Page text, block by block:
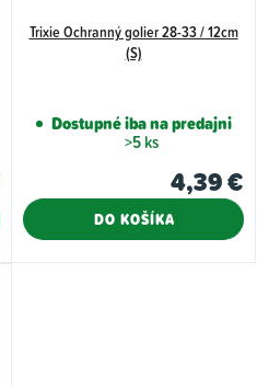
Trixie Ochranný golier 28-33 / 12cm
(S)
Dostupné iba na predajni
>5 ks
4,39 €
DO KOŠÍKA